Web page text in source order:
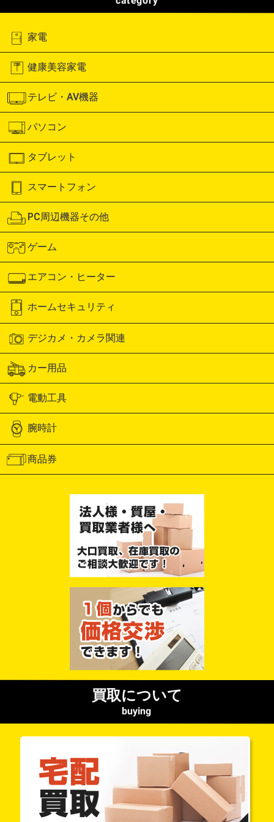
家電
健康美容家電
テレビ・AV機器
パソコン
タブレット
スマートフォン
PC周辺機器その他
ゲーム
エアコン・ヒーター
ホームセキュリティ
デジカメ・カメラ関連
カー用品
電動工具
腕時計
商品券
買取について
buying